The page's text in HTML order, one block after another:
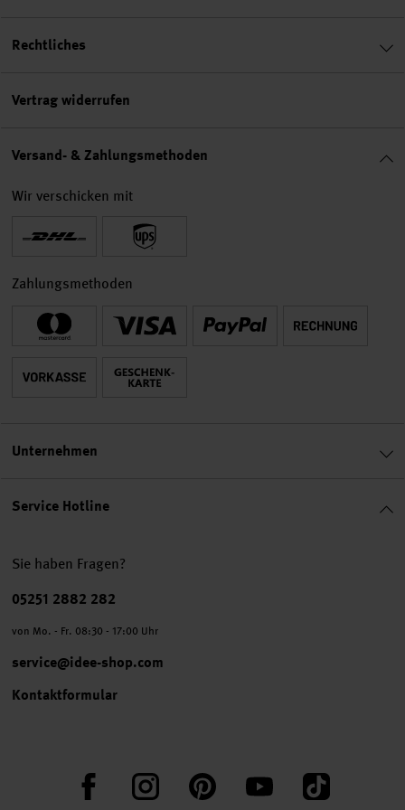
Service Hotline
Sie haben Fragen?
Telefonnummer
05251 2882 282
von Mo. - Fr. 08:30 - 17:00 Uhr
service@idee-shop.com
Kontaktformular
FacebookInstagram PinterestYouTube TikTok
Rechtliches
Vertrag widerrufen
Versand- & Zahlungsmethoden
Wir verschicken mit
Zahlungsmethoden
Unternehmen